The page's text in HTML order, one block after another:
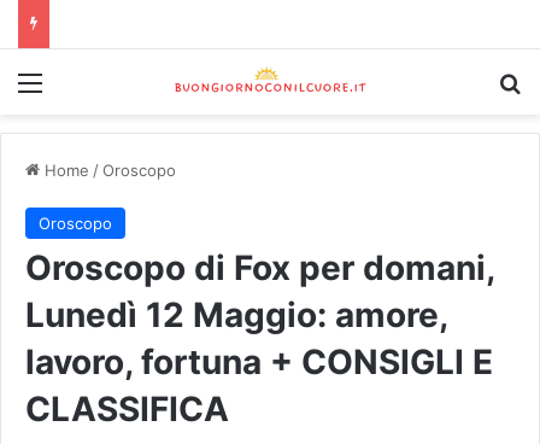
Home /Oroscopo
Oroscopo
Oroscopo di Fox per domani,
Lunedì 12 Maggio: amore,
lavoro, fortuna + CONSIGLI E
CLASSIFICA